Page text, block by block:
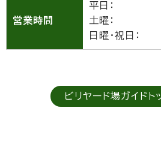
営業時間
平日：
土曜：
日曜・祝日：
ビリヤード場ガイドト